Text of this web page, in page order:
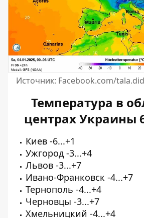
Источник: Facebook.com/
Температура в
центрах Украины
Киев -6...+1
Ужгород -3...+4
Львов -3...+7
Ивано-Франковск -4...+7
Тернополь -4...+4
Черновцы -3...+7
Хмельницкий -4...+4